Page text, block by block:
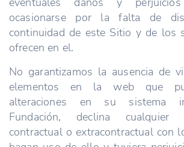
ocasionarse por la falta de
continuidad de este Sitio y de los
ofrecen en el.
No garantizamos la ausencia de
elementos en la web que
alteraciones en su sistema
Fundación, declina cualquier
contractual o extracontractual con